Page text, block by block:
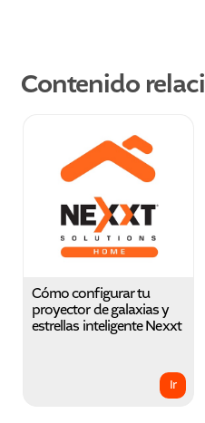
Contenido
Cómo configurar tu
proyector de galaxias y
estrellas inteligente Nexxt
Ir